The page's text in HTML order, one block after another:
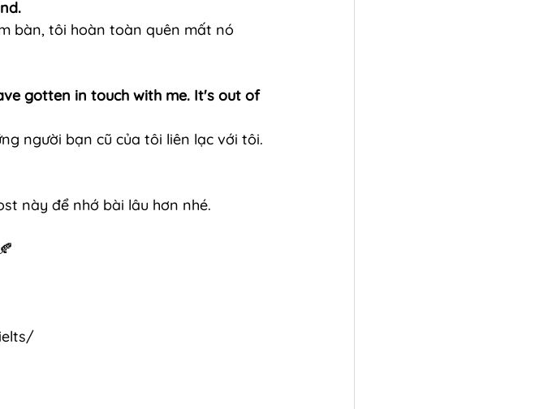
bàn, tôi hoàn toàn quên mất nó
gotten in touch with me. It's out of
người bạn cũ của tôi liên lạc với tôi.
này để nhớ bài lâu hơn nhé.